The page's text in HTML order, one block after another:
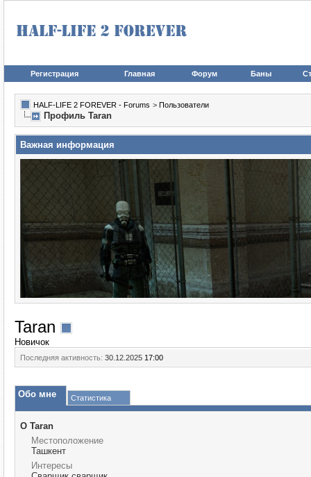
Регистрация Главная Форум Баны
HALF-LIFE 2 FOREVER - Forums > Пользователи
Профиль Taran
Важная информация
Taran
Новичок
Последняя активность: 30.12.2025 17:00
Обо мне Статистика
О Taran
Местоположение
Ташкент
Интересы